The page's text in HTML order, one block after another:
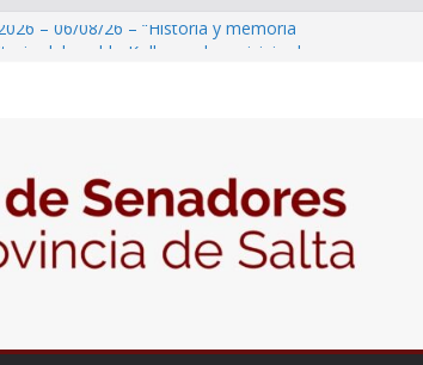
– 06/08/26 – “Historia y memoria
– 06/08/26 – Presentación del libro
del Dr. Víctor Alfredo Frías
– 06/08/26 – 82° Edición de la Expo